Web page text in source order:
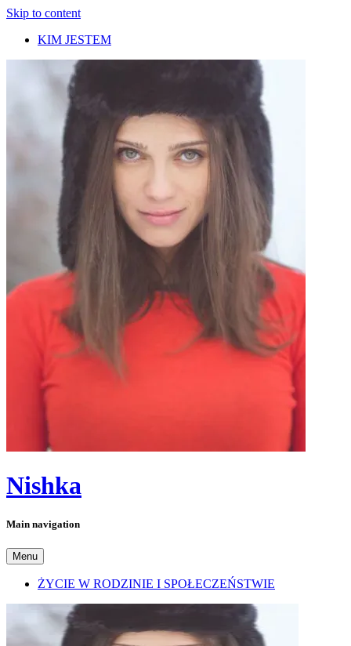
Skip to content
KIM JESTEM
Nishka
Main navigation
Menu
ŻYCIE W RODZINIE I SPOŁECZEŃSTWIE